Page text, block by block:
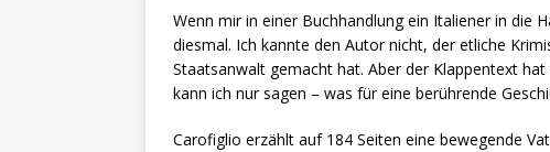
Wenn mir in einer Buchhandlung ein Italiener in die
diesmal. Ich kannte den Autor nicht, der etliche
Staatsanwalt gemacht hat. Aber der Klappentext
kann ich nur sagen – was für eine berührende
Carofiglio erzählt auf 184 Seiten eine bewegende